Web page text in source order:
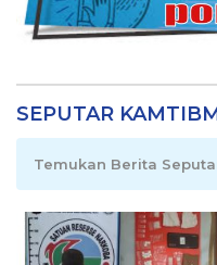
SEPUTAR
Temukan Berita